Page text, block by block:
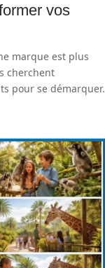
vos
marque est plus
cherchent
pour se démarquer.